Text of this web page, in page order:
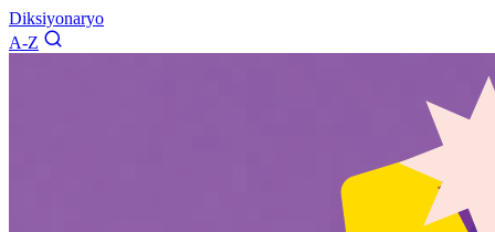
Diksiyonaryo
A-Z